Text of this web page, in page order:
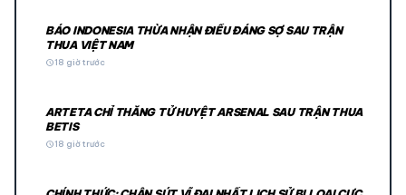
BÁO INDONESIA THỪA NHẬN ĐIỀU ĐÁNG SỢ SAU TRẬN
THUA VIỆT NAM
schedule18 giờ trước
ARTETA CHỈ THẲNG TỬ HUYỆT ARSENAL SAU TRẬN THUA
BETIS
schedule18 giờ trước